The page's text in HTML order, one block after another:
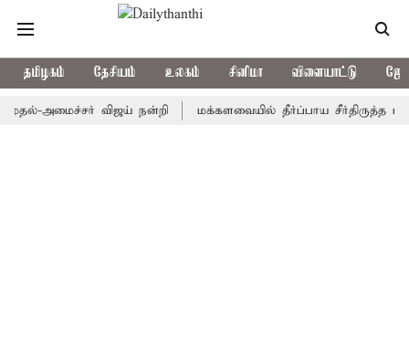
தமிழகம் தேசியம் உலகம் சினிமா விளையாட்டு
விஜய் நன்றி மக்களவையில் தீர்ப்பாய சீர்திருத்த மசோதா